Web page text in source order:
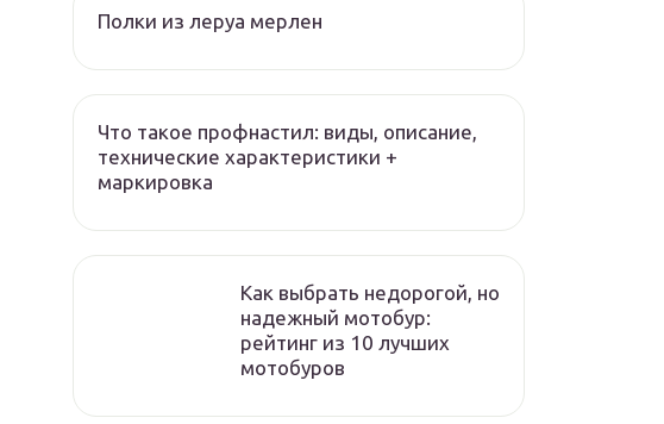
Полки из леруа мерлен
Что такое профнастил: виды, описание,
технические характеристики +
маркировка
Как выбрать недорогой, но
надежный мотобур:
рейтинг из 10 лучших
мотобуров